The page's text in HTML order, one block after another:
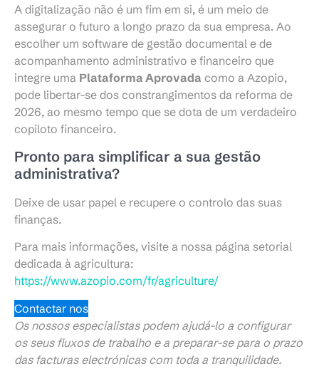
A digitalização não é um fim em si, é um meio de
assegurar o futuro a longo prazo da sua empresa. Ao
escolher um software de gestão documental e de
acompanhamento administrativo e financeiro que
integre uma Plataforma Aprovada como a Azopio,
pode libertar-se dos constrangimentos da reforma de
2026, ao mesmo tempo que se dota de um verdadeiro
copiloto financeiro.
Pronto para simplificar a sua gestão
administrativa?
Deixe de usar papel e recupere o controlo das suas
finanças.
Para mais informações, visite a nossa página setorial
dedicada à agricultura:
https://www.azopio.com/fr/agriculture/
Contactar nos
Os nossos especialistas podem ajudá-lo a configurar
os seus fluxos de trabalho e a preparar-se para o prazo
das facturas electrónicas com toda a tranquilidade.